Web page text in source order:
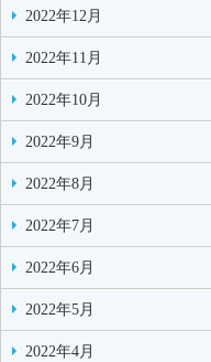
2022年12月
2022年11月
2022年10月
2022年9月
2022年8月
2022年7月
2022年6月
2022年5月
2022年4月